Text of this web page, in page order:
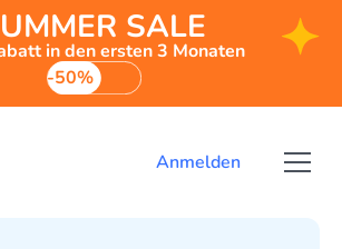
SALE
in den ersten 3 Monaten
-50%
Anmelden